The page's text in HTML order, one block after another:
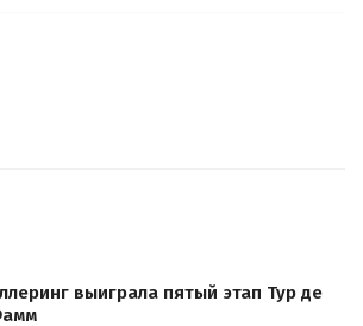
выиграла пятый этап Тур де